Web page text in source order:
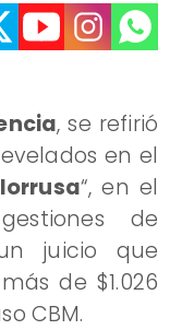
, se refirió
en el
“, en el
de
juicio que
de $1.026
CBM.